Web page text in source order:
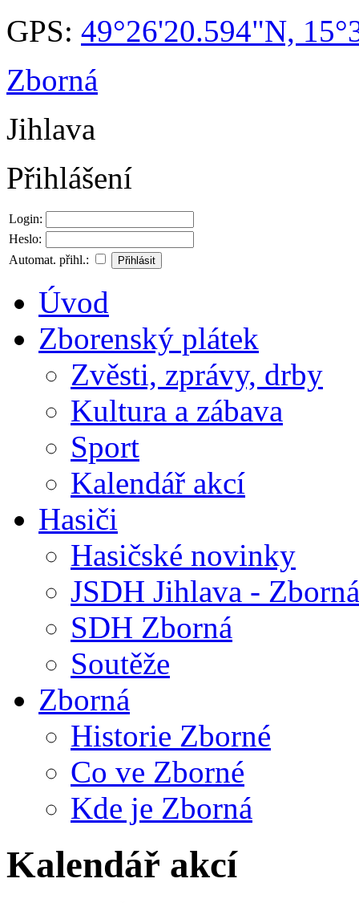
GPS: 49°26'20.594"N,
Zborná
Jihlava
Přihlášení
Login:
Heslo:
Automat. přihl.:
Úvod
Zborenský plátek
Zvěsti, zprávy, drby
Kultura a zábava
Sport
Kalendář akcí
Hasiči
Hasičské novinky
JSDH Jihlava - Zborná
SDH Zborná
Soutěže
Zborná
Historie Zborné
Co ve Zborné
Kde je Zborná
Kalendář akcí